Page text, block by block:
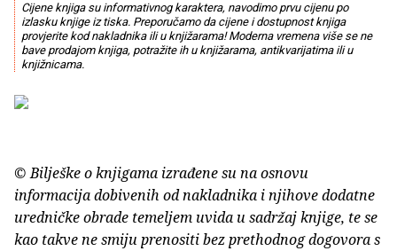
Cijene knjiga su informativnog karaktera, navodimo prvu cijenu po
izlasku knjige iz tiska. Preporučamo da cijene i dostupnost knjiga
provjerite kod nakladnika ili u knjižarama! Moderna vremena više se ne
bave prodajom knjiga, potražite ih u knjižarama, antikvarijatima ili u
knjižnicama.
© Bilješke o knjigama izrađene su na osnovu
informacija dobivenih od nakladnika i njihove dodatne
uredničke obrade temeljem uvida u sadržaj knjige, te se
kao takve ne smiju prenositi bez prethodnog dogovora s